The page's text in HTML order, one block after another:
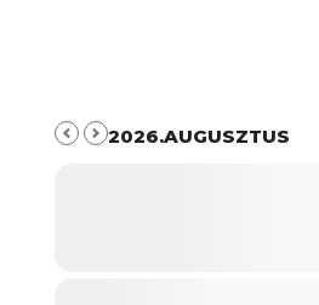
2026.AUGUSZTUS